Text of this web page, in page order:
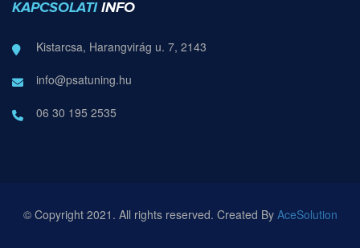
KAPCSOLATI INFO
Kistarcsa, Harangvirág u. 7, 2143
info@psatuning.hu
06 30 195 2535
© Copyright 2021. All rights reserved. Created By AceSolution